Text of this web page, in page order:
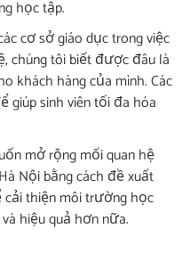
học tập.
cơ sở giáo dục trong việc
chúng tôi biết được đâu là
khách hàng của mình. Các
sinh viên tối đa hóa
mở rộng mối quan hệ
Nội bằng cách đề xuất
cải thiện môi trường học
hiệu quả hơn nữa.